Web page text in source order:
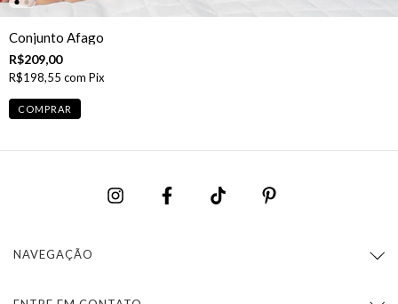
Conjunto Afago
R$209,00
R$198,55 com Pix
COMPRAR
NAVEGAÇÃO